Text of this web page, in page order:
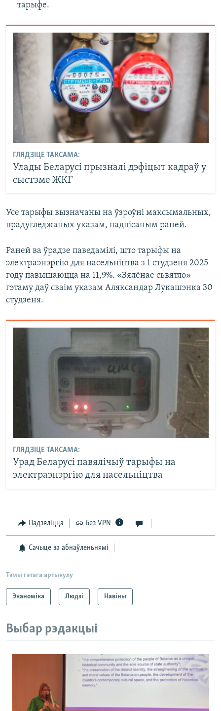
тарыфе.
ГЛЯДЗІЦЕ ТАКСАМА:
Улады Беларусі прызналі дэфіцыт кадраў у
сыстэме ЖКГ
Усе тарыфы вызначаны на ўзроўні максымальных,
прадугледжаных указам, падпісаным раней.
Раней ва ўрадзе паведамілі, што тарыфы на
электраэнэргію для насельніцтва з 1 студзеня 2025
году павышаюцца на 11,9%. «Зялёнае сьвятло»
гэтаму даў сваім указам Аляксандар Лукашэнка 30
студзеня.
ГЛЯДЗІЦЕ ТАКСАМА:
Урад Беларусі павялічыў тарыфы на
электраэнэргію для насельніцтва
Падзяліцца Без VPN
Сачыце за абнаўленьнямі
Тэмы гэтага артыкулу
Эканоміка Людзі Навіны
Выбар рэдакцыі